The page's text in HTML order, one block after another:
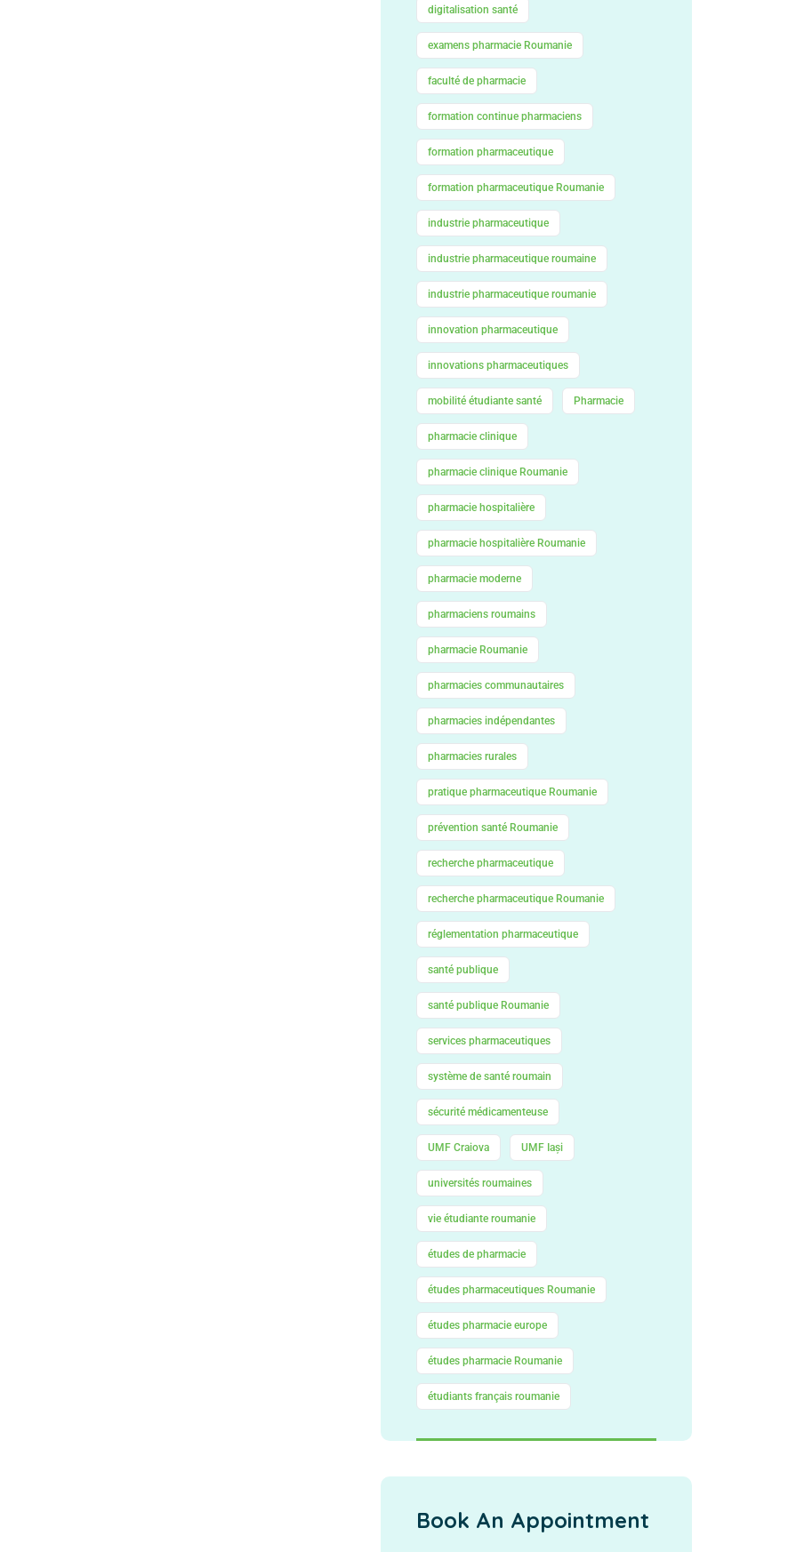
digitalisation santé
examens pharmacie Roumanie
faculté de pharmacie
formation continue pharmaciens
formation pharmaceutique
formation pharmaceutique Roumanie
industrie pharmaceutique
industrie pharmaceutique roumaine
industrie pharmaceutique roumanie
innovation pharmaceutique
innovations pharmaceutiques
mobilité étudiante santé Pharmacie
pharmacie clinique
pharmacie clinique Roumanie
pharmacie hospitalière
pharmacie hospitalière Roumanie
pharmacie moderne
pharmaciens roumains
pharmacie Roumanie
pharmacies communautaires
pharmacies indépendantes
pharmacies rurales
pratique pharmaceutique Roumanie
prévention santé Roumanie
recherche pharmaceutique
recherche pharmaceutique Roumanie
réglementation pharmaceutique
santé publique
santé publique Roumanie
services pharmaceutiques
système de santé roumain
sécurité médicamenteuse
UMF Craiova UMF Iași
universités roumaines
vie étudiante roumanie
études de pharmacie
études pharmaceutiques Roumanie
études pharmacie europe
études pharmacie Roumanie
étudiants français roumanie
Book An Appointment